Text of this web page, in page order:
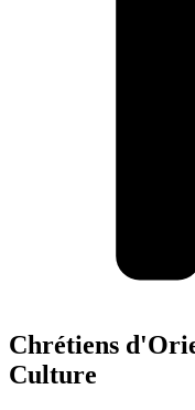
Chrétiens
Culture